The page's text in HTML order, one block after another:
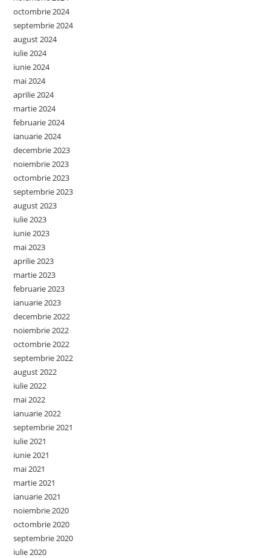
octombrie 2024
septembrie 2024
august 2024
iulie 2024
iunie 2024
mai 2024
aprilie 2024
martie 2024
februarie 2024
ianuarie 2024
decembrie 2023
noiembrie 2023
octombrie 2023
septembrie 2023
august 2023
iulie 2023
iunie 2023
mai 2023
aprilie 2023
martie 2023
februarie 2023
ianuarie 2023
decembrie 2022
noiembrie 2022
octombrie 2022
septembrie 2022
august 2022
iulie 2022
mai 2022
ianuarie 2022
septembrie 2021
iulie 2021
iunie 2021
mai 2021
martie 2021
ianuarie 2021
noiembrie 2020
octombrie 2020
septembrie 2020
iulie 2020